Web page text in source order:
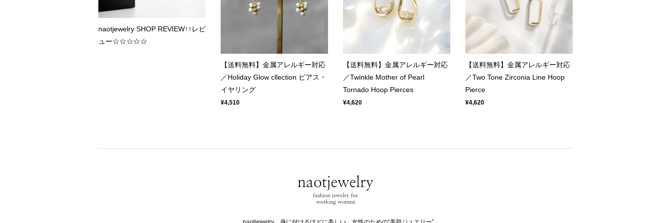
【送料無料】金属アレルギー対応
／Holiday Glow cllection ピアス・
イヤリング
¥4,510
【送料無料】金属アレルギー対応
／Twinkle Mother of Pearl
Tornado Hoop Pierces
¥4,620
【送料無料】金属アレルギー対応
／Two Tone Zirconia Line Hoop
Pierce
¥4,620
naotjewelry SHOP REVIEW↑↑レビ
ュー☆☆☆☆☆